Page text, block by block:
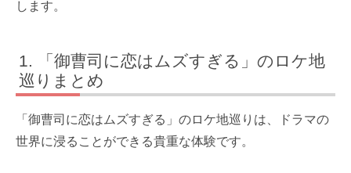
します。
「御曹司に恋はムズすぎる」のロケ地
巡りまとめ
「御曹司に恋はムズすぎる」のロケ地巡りは、ドラマの
世界に浸ることができる貴重な体験です。